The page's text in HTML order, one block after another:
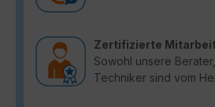
Zertifizierte
Sowohl unsere
Techniker sind vom